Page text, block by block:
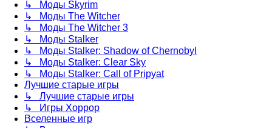
↳ Моды Skyrim
↳ Моды The Witcher
↳ Моды The Witcher 3
↳ Моды Stalker
↳ Моды Stalker: Shadow of Chernobyl
↳ Моды Stalker: Clear Sky
↳ Моды Stalker: Call of Pripyat
Лучшие старые игры
↳ Лучшие старые игры
↳ Игры Хоррор
Вселенные игр